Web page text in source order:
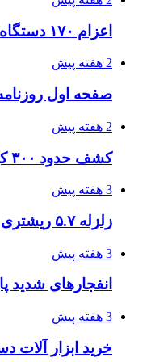
اعزام ۱۷۰ دستگاه ماشین‌آلات شهرداری تهران برای مراسم اربعین
2 هفته پیش
صفحه اول
2 هفته پیش
کشف حدود ۳۰۰ کیلوگرم موادمخدر و ۶ قبضه سلاح در سیستان و بلوچستان
3 هفته پیش
زلزله ۵.۷ ریشتری بار دیگر حوالی کوزران کرمانشاه را لرزاند
3 هفته پیش
انفجارهای شدید
3 هفته پیش
خرید ابزار آلات